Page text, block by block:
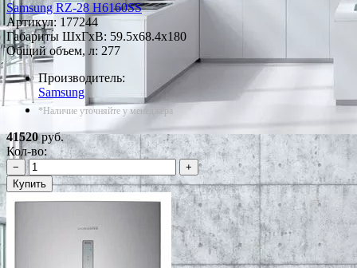
Samsung RZ-28 H6160SS
Артикул: 177244
Габариты ШxГxВ: 59.5x68.4x180
Общий объем, л: 277
Производитель:
Samsung
*Наличие уточняйте у менеджера
41520руб.
Кол-во:
−
+
Купить